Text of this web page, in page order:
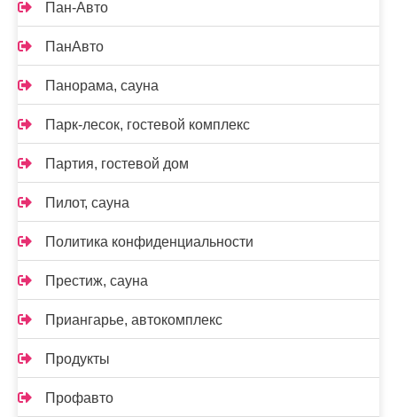
Пан-Авто
ПанАвто
Панорама, сауна
Парк-лесок, гостевой комплекс
Партия, гостевой дом
Пилот, сауна
Политика конфиденциальности
Престиж, сауна
Приангарье, автокомплекс
Продукты
Профавто